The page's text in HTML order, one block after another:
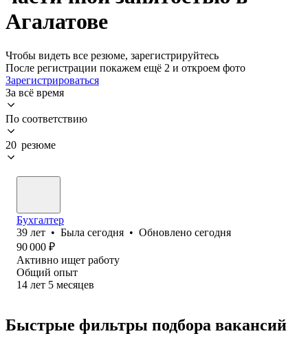
Агалатове
Чтобы видеть все резюме, зарегистрируйтесь
После регистрации покажем ещё 2 и откроем фото
Зарегистрироваться
За всё время
По соответствию
20 резюме
Бухгалтер
39 лет • Была сегодня • Обновлено сегодня
90 000 ₽
Активно ищет работу
Общий опыт
14 лет 5 месяцев
Быстрые фильтры подбора вакансий